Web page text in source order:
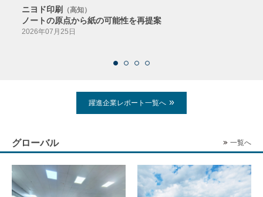
ニヨド印刷 （高知）
ノートの原点から紙の可能性を再提案
2026年07月25日
躍進企業レポート一覧へ
グローバル 一覧へ